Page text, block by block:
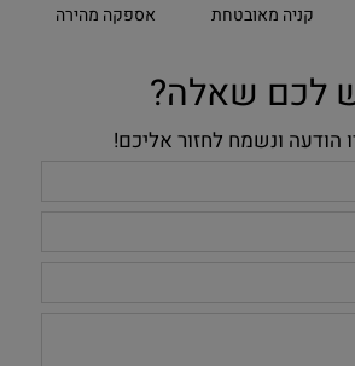
קניה מאובטחת אספקה מהירה
לכם שאלה?
הודעה ונשמח לחזור אליכם!